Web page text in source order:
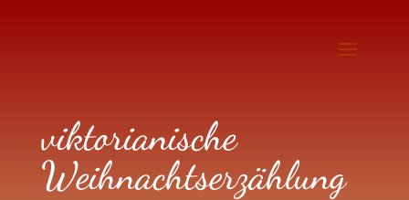
viktorianische
Weihnachtserzählung